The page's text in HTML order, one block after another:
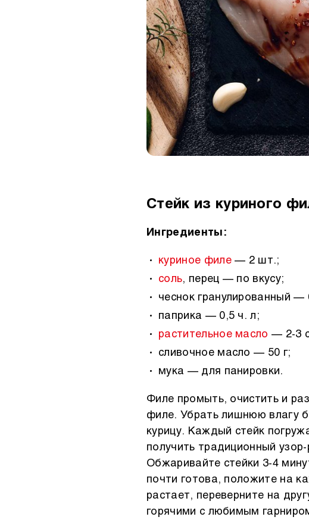
Стейк из куриного
Ингредиенты:
куриное филе— 2 шт.;
соль, перец — по вкусу;
чеснок гранулированный —
паприка — 0,5 ч. л;
растительное масло — 2-3
сливочное масло — 50 г;
мука — для панировки.
Филе промыть, очистить и
филе. Убрать лишнюю влагу
курицу. Каждый стейк
получить традиционный
Обжаривайте стейки 3-4
почти готова, положите на
растает, переверните на
горячими с любимым